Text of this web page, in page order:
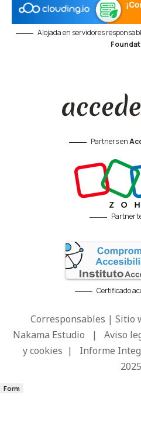
Alojada en servidores
Partners en
Partner
Certificado
Corresponsables | Sitio
Nakama Estudio | Aviso
y cookies | Informe
2025
Form